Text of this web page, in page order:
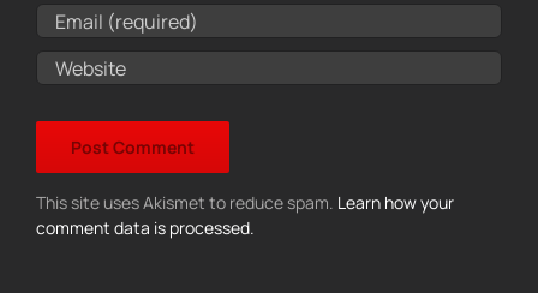
This site uses Akismet to reduce spam. Learn how your
comment data is processed.